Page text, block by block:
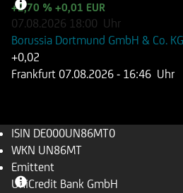
+2,70 % +0,01 EUR
07.08.2026 18:00 Uhr
Borussia Dortmund GmbH & Co.
+0,02
Frankfurt 07.08.2026 - 16:46 Uhr
ISIN DE000UN86MT0
WKN UN86MT
Emittent
UniCredit Bank GmbH